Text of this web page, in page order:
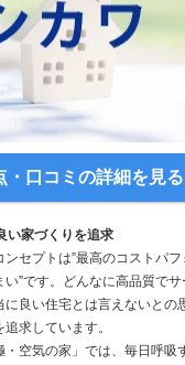
・口コミの詳細を見る
い家づくりを追求
セプトは”最高のコストパ
”です。どんなに高品質で
に良い住宅とは言えないとの
求しています。
空気の家」では、毎日呼吸